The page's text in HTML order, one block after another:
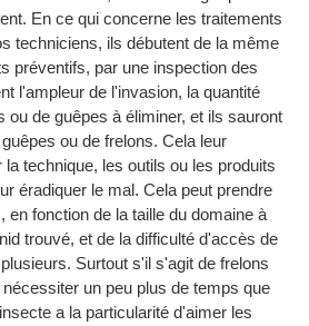
En ce qui concerne les traitements
techniciens, ils débutent de la même
préventifs, par une inspection des
l'ampleur de l'invasion, la quantité
ou de guêpes à éliminer, et ils sauront
ou de frelons. Cela leur
technique, les outils ou les produits
éradiquer le mal. Cela peut prendre
en fonction de la taille du domaine à
trouvé, et de la difficulté d'accès de
Surtout s'il s'agit de frelons
un peu plus de temps que
a la particularité d'aimer les